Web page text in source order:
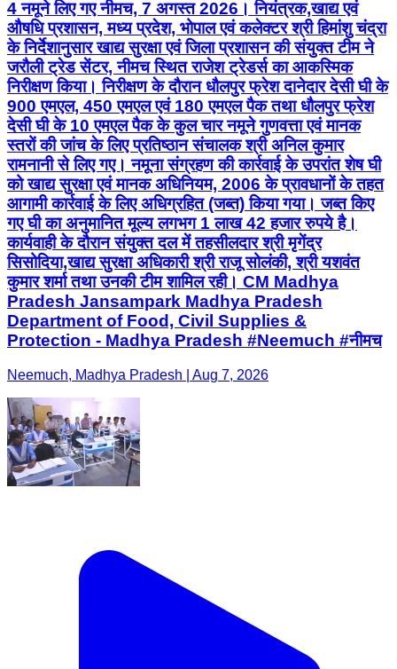
4 नमूने लिए गए नीमच, 7 अगस्त 2026। नियंत्रक,खाद्य एवं
औषधि प्रशासन, मध्य प्रदेश, भोपाल एवं कलेक्टर श्री हिमांशु चंद्रा
के निर्देशानुसार खाद्य सुरक्षा एवं जिला प्रशासन की संयुक्त टीम ने
जरौली ट्रेड सेंटर, नीमच स्थित राजेश ट्रेडर्स का आकस्मिक
निरीक्षण किया। निरीक्षण के दौरान धौलपुर फ्रेश दानेदार देसी घी के
900 एमएल, 450 एमएल एवं 180 एमएल पैक तथा धौलपुर फ्रेश
देसी घी के 10 एमएल पैक के कुल चार नमूने गुणवत्ता एवं मानक
स्तरों की जांच के लिए प्रतिष्ठान संचालक श्री अनिल कुमार
रामनानी से लिए गए। नमूना संग्रहण की कार्रवाई के उपरांत शेष घी
को खाद्य सुरक्षा एवं मानक अधिनियम, 2006 के प्रावधानों के तहत
आगामी कार्रवाई के लिए अधिग्रहित (जब्त) किया गया। जब्त किए
गए घी का अनुमानित मूल्य लगभग 1 लाख 42 हजार रुपये है।
कार्यवाही के दौरान संयुक्त दल में तहसीलदार श्री मृगेंद्र
सिसोदिया,खाद्य सुरक्षा अधिकारी श्री राजू सोलंकी, श्री यशवंत
कुमार शर्मा तथा उनकी टीम शामिल रही। CM Madhya
Pradesh Jansampark Madhya Pradesh
Department of Food, Civil Supplies &
Protection - Madhya Pradesh #Neemuch #नीमच
Neemuch, Madhya Pradesh | Aug 7, 2026